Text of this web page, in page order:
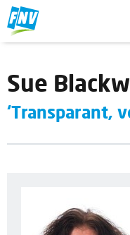
Sue
‘Transparant,